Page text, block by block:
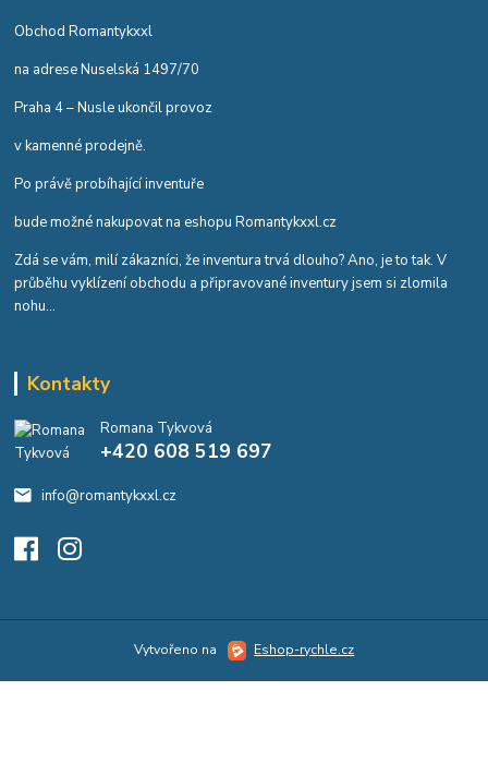
Obchod Romantykxxl
na adrese Nuselská 1497/70
Praha 4 – Nusle ukončil provoz
v kamenné prodejně.
Po právě probíhající inventuře
bude možné nakupovat na eshopu Romantykxxl.cz
Zdá se vám, milí zákazníci, že inventura trvá dlouho? Ano, je to tak. V
průběhu vyklízení obchodu a připravované inventury jsem si zlomila
nohu...
Kontakty
Romana Tykvová
+420 608 519 697
info@romantykxxl.cz
Vytvořeno na Eshop-rychle.cz